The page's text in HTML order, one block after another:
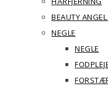
BEAUTY ANGEL
NEGLE
NEGLE